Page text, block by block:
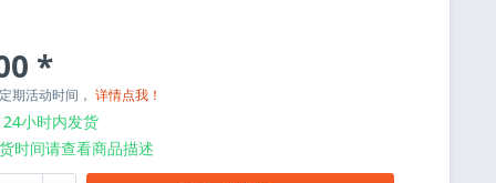
*
期活动时间，详情点我！
小时内发货
时间请查看商品描述